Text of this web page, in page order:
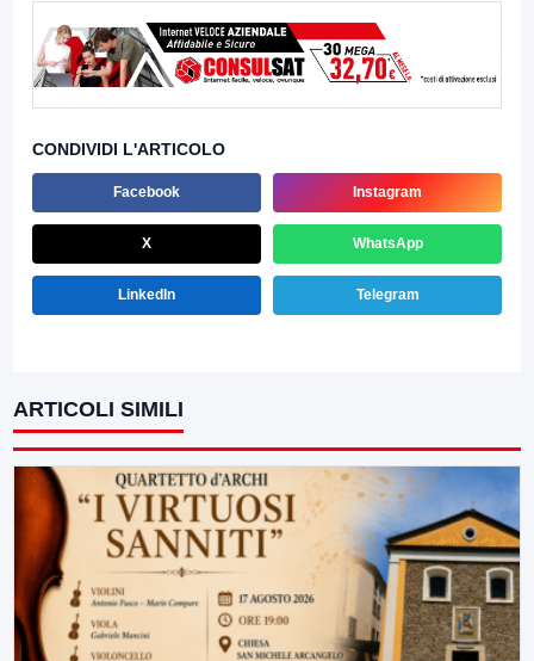
CONDIVIDI L'ARTICOLO
Facebook Instagram
X WhatsApp
LinkedIn Telegram
ARTICOLI SIMILI